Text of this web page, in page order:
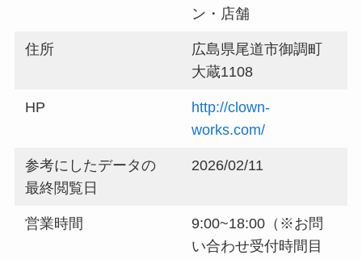
ン・店舗
住所
広島県尾道市御調町
大蔵1108
HP
http://clown-
works.com/
参考にしたデータの
最終閲覧日
2026/02/11
営業時間
9:00~18:00（※お問
い合わせ受付時間目